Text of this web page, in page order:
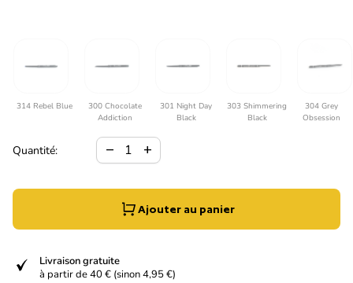
314 Rebel Blue
300 Chocolate
Addiction
301 Night Day
Black
303 Shimmering
Black
304 Grey
Obsession
Quantité:
Diminuer la quantité pour
remove
Augmenter la quantité pour
add
Ajouter au panier
verified
Livraison gratuite
à partir de 40 € (sinon 4,95 €)